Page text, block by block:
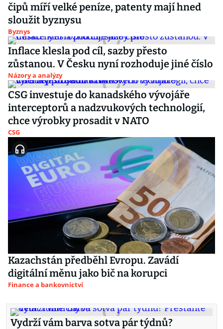
čipů míří velké peníze, patenty mají hned
sloužit byznysu
Byznys
Inflace klesla pod cíl, sazby přesto
zůstanou. V Česku nyní rozhoduje jiné číslo
Názory a analýzy
CSG investuje do kanadského vývojáře
interceptorů a nadzvukových technologií,
chce výrobky prosadit v NATO
CSG
Kazachstán předběhl Evropu. Zavádí
digitální měnu jako bič na korupci
Finance a bankovnictví
Vydrží vám barva sotva pár týdnů?